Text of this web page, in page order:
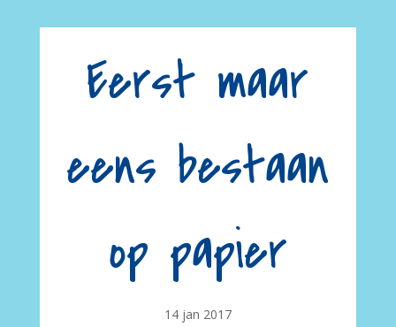
Eerst maar
eens bestaan
op papier
14 jan 2017